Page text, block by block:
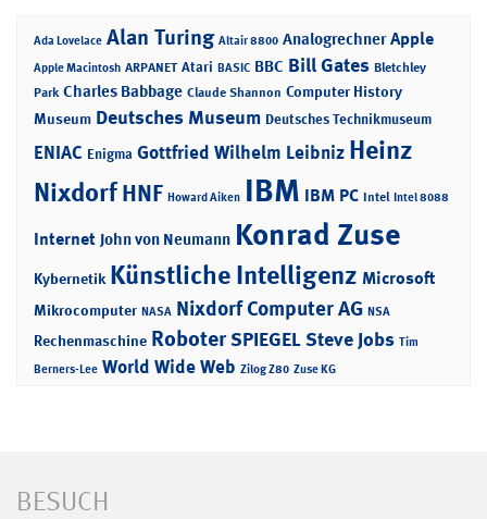
Ada Lovelace Alan Turing Altair 8800 Analogrechner Apple
Apple Macintosh ARPANET Atari BASIC BBC Bill Gates Bletchley
Park Charles Babbage Claude Shannon Computer History
Museum Deutsches Museum Deutsches Technikmuseum
ENIAC Enigma Gottfried Wilhelm Leibniz Heinz
NixdorfHNF Howard Aiken IBM IBM PC Intel Intel 8088
Internet John von Neumann Konrad Zuse
Kybernetik Künstliche Intelligenz Microsoft
Mikrocomputer NASA Nixdorf Computer AG NSA
Rechenmaschine RoboterSPIEGELSteve Jobs Tim
Berners-Lee World Wide Web Zilog Z80 Zuse KG
BESUCH